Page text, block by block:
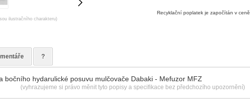
ilustračního charakteru)
Recyklační poplatek je započítán v ceně
?
bočního hydarulické posuvu mulčovače Dabaki - Mefuzor MFZ
(vyhrazujeme si právo měnit tyto popisy a specifikace bez předchozího upozornění)